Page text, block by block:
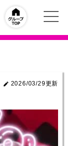
2026/03/29更新